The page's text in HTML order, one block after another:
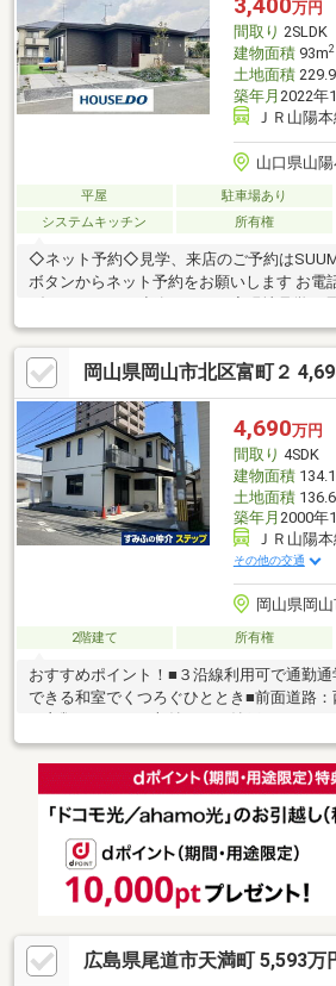
3,400万円
間取り 2SLDK
建物面積93m2
土地面積
築年月 2022年
ＪＲ山陽
山口県山
平屋 駐車場あり
システムキッチン
所有権
◇ネット予約◇見学、来店のご予約は
ボタンからネット予約をお願いします お電
ダイヤルまでご連絡ください◇現地見学の
置や陽当たりを現地でお確かめください ・スマートフォンやデジ
カメで物件を撮影いただくことも可能です 【なんでもご相談くだ
さい！】 ・家を買うにはどのくらいの期間
ら？ ・マンションと戸建はどちらがいいの？ ・他にも借入がある
けど、住宅ローンが組めるか不安だわ…など 土日は勿論、平日の
夕方からのご見学・ご相談も可能ですお気
さい
岡山県岡山市北区富町２
4,690万円
間取り 4SDK
建物面積
土地面積
築年月 2000年
ＪＲ山陽
その他の交通
岡山県岡
2階建て 所有権
おすすめポイント！■３沿線利用可で通勤
できる和室でくつろぐひととき■前面道路：
ン交換・ユニットバス交換・トイレ交換・
え・クロス全室交換・洗面化粧台交換・建
山市立石井小学校まで約200ｍ（徒歩3分）
まで約100ｍ（徒歩2分）●天満屋ハピーズ
岡山昭和町店まで約220ｍ（徒歩3分）
広島県尾道市天満町 5,593万